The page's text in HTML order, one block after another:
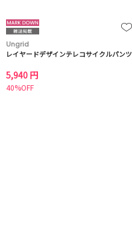
Ungrid
レイヤードデザインテレコサイクルパンツ
5,940 円
40%OFF